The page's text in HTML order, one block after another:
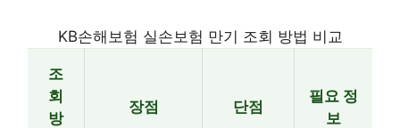
KB손해보험 실손보험 만기 조회 방법 비교
조
회
방
장점 단점
필요 정
보